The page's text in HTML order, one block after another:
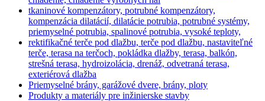
tkaninové kompenzátory, potrubné kompenzátory,
kompenzácia dilatácií, dilatácie potrubia, potrubné systémy,
priemyselné potrubia, spalinové potrubia, vysoké teploty,
rektifikačné terče pod dlažbu, terče pod dlažbu, nastaviteľné
terče, terasa na terčoch, pokládka dlažby, terasa, balkón,
strešná terasa, hydroizolácia, drenáž, odvetraná terasa,
exteriérová dlažba
Priemyselné brány, garážové dvere, brány, ploty
Produkty a materiály pre inžinierske stavby